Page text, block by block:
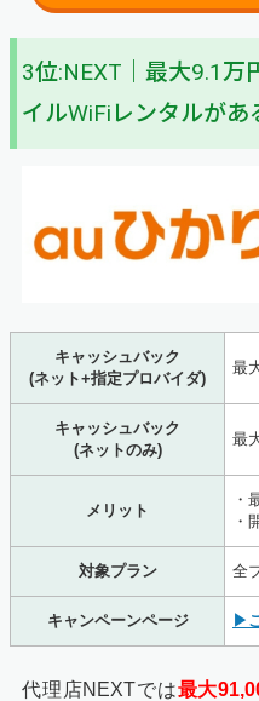
STEP1
Webから申し込む
まずはフルコミットの｢
3位:NEXT｜最大9.1万
イルWiFiレンタルがあ
キャッシュバック
(ネット+指定プロバイダ)
最
キャッシュバック
(ネットのみ)
最
メリット
・
・
対象プラン 全
キャンペーンページ ▶
代理店NEXTでは最大